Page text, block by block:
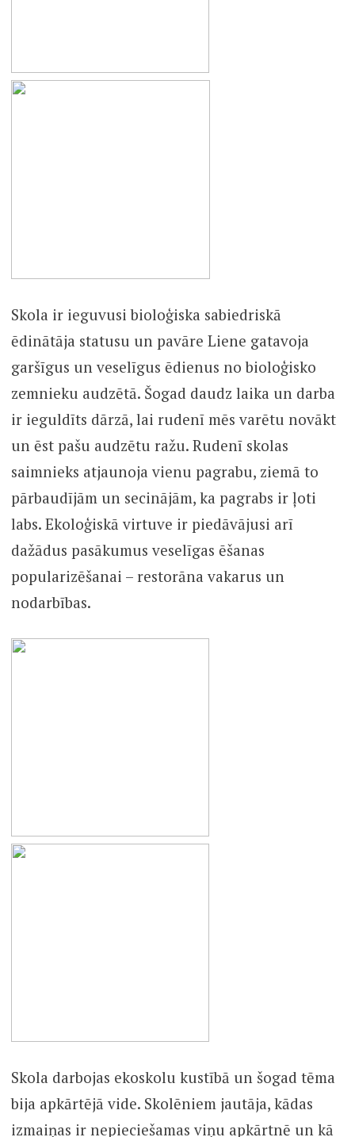
Skola ir ieguvusi bioloģiska sabiedriskā
ēdinātāja statusu un pavāre Liene gatavoja
garšīgus un veselīgus ēdienus no bioloģisko
zemnieku audzētā. Šogad daudz laika un darba
ir ieguldīts dārzā, lai rudenī mēs varētu novākt
un ēst pašu audzētu ražu. Rudenī skolas
saimnieks atjaunoja vienu pagrabu, ziemā to
pārbaudījām un secinājām, ka pagrabs ir ļoti
labs. Ekoloģiskā virtuve ir piedāvājusi arī
dažādus pasākumus veselīgas ēšanas
popularizēšanai – restorāna vakarus un
nodarbības.
Skola darbojas ekoskolu kustībā un šogad tēma
bija apkārtējā vide. Skolēniem jautāja, kādas
izmaiņas ir nepieciešamas viņu apkārtnē un kā